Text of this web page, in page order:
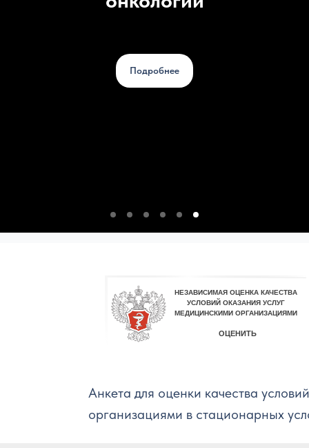
Подробнее
Анкета для оценки качества
организациями в стационарных